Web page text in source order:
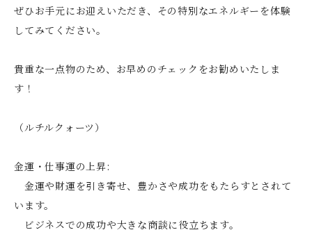
ぜひお手元にお迎えいただき、その特別なエネルギーを体験
してみてください。
貴重な一点物のため、お早めのチェックをお勧めいたしま
す！
（ルチルクォーツ）
金運・仕事運の上昇:
金運や財運を引き寄せ、豊かさや成功をもたらすとされて
います。
ビジネスでの成功や大きな商談に役立ちます。